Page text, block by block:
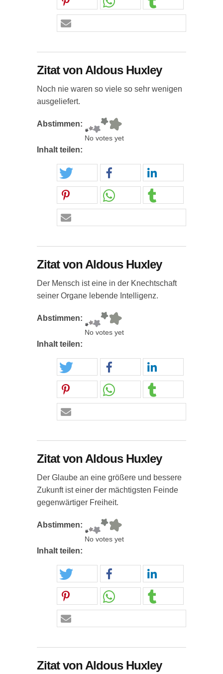
Zitat von Aldous Huxley
Noch nie waren so viele so sehr wenigen
ausgeliefert.
Abstimmen:
No votes yet
Inhalt teilen:
Zitat von Aldous Huxley
Der Mensch ist eine in der Knechtschaft
seiner Organe lebende Intelligenz.
Abstimmen:
No votes yet
Inhalt teilen:
Zitat von Aldous Huxley
Der Glaube an eine größere und bessere
Zukunft ist einer der mächtigsten Feinde
gegenwärtiger Freiheit.
Abstimmen:
No votes yet
Inhalt teilen:
Zitat von Aldous Huxley